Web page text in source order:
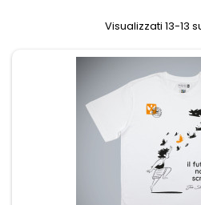
Visualizzati 13-13